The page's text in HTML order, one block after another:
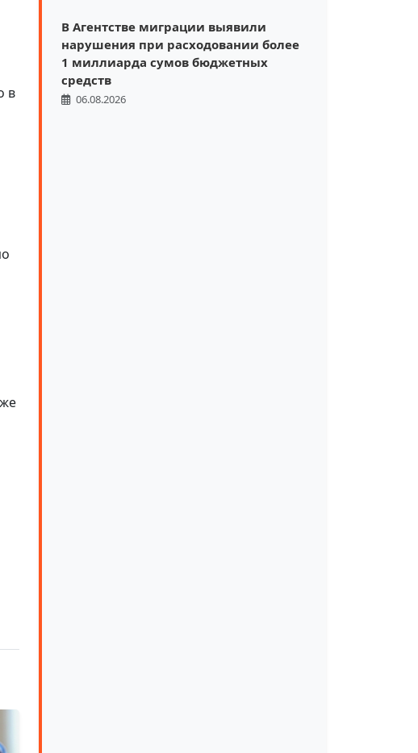
в
В Агентстве миграции выявили
нарушения при расходовании более
1 миллиарда сумов бюджетных
средств
06.08.2026